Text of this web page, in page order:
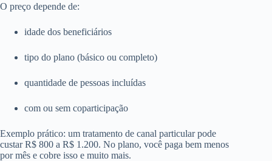
O preço depende de:
idade dos beneficiários
tipo do plano (básico ou completo)
quantidade de pessoas incluídas
com ou sem coparticipação
Exemplo prático: um tratamento de canal particular pode
custar R$ 800 a R$ 1.200. No plano, você paga bem menos
por mês e cobre isso e muito mais.